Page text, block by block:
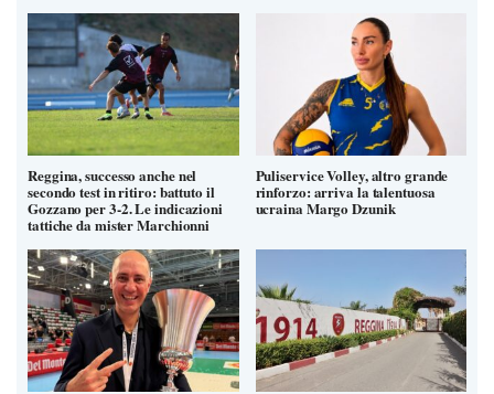
Reggina, successo anche nel
secondo test in ritiro: battuto il
Gozzano per 3-2. Le indicazioni
tattiche da mister Marchionni
Puliservice Volley, altro grande
rinforzo: arriva la talentuosa
ucraina Margo Dzunik